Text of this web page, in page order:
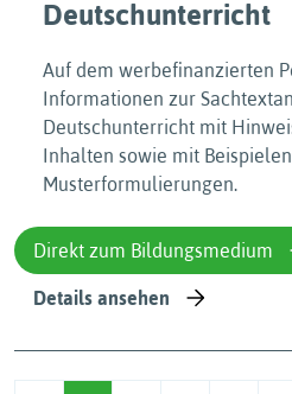
Deutschunterricht
Auf dem werbefinanzierten
Informationen zur
Deutschunterricht mit
Inhalten sowie mit
Musterformulierungen.
Direkt zum Bildungsmedium
Details ansehen